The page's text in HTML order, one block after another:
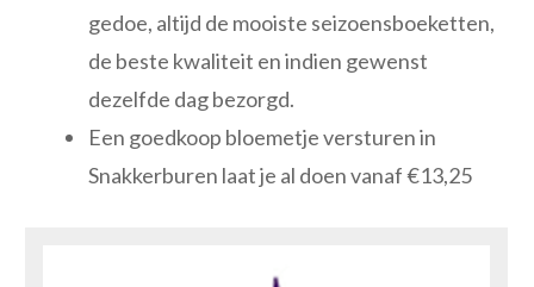
gedoe, altijd de mooiste seizoensboeketten,
de beste kwaliteit en indien gewenst
dezelfde dag bezorgd.
Een goedkoop bloemetje versturen in
Snakkerburen laat je al doen vanaf €13,25